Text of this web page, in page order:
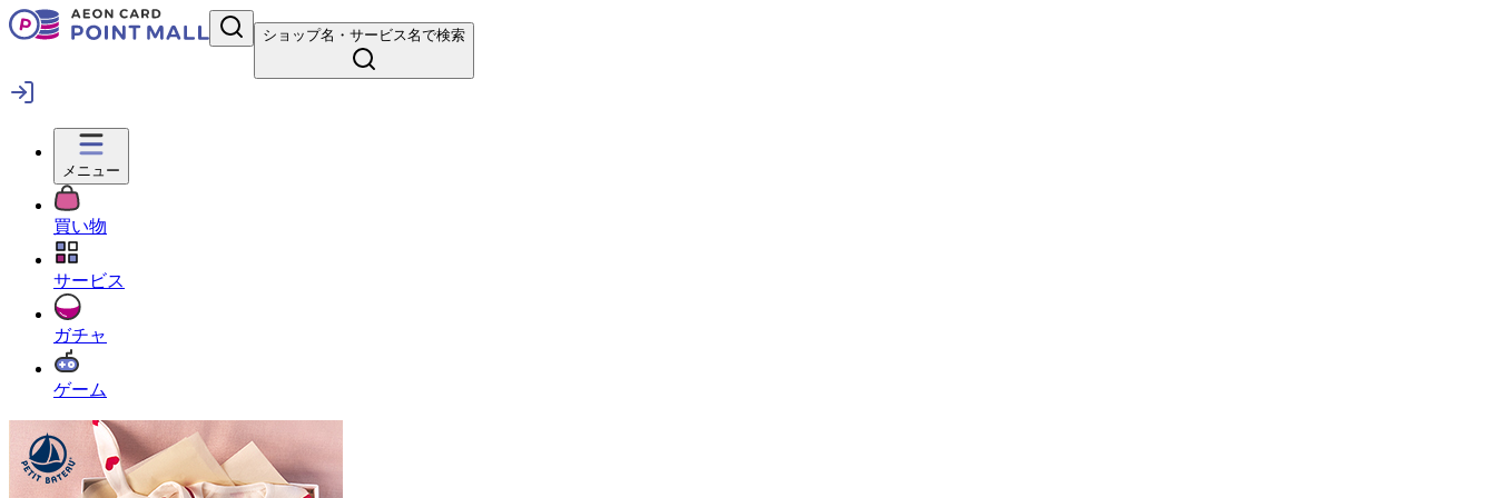
ショップ名・サービス名で検索
メニュー
買い物
サービス
ガチャ
ゲーム